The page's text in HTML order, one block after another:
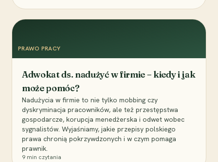
PRAWO PRACY
Adwokat ds. nadużyć w firmie – kiedy i jak
może pomóc?
Nadużycia w firmie to nie tylko mobbing czy
dyskryminacja pracowników, ale też przestępstwa
gospodarcze, korupcja menedżerska i odwet wobec
sygnalistów. Wyjaśniamy, jakie przepisy polskiego
prawa chronią pokrzywdzonych i w czym pomaga
prawnik.
9 min czytania